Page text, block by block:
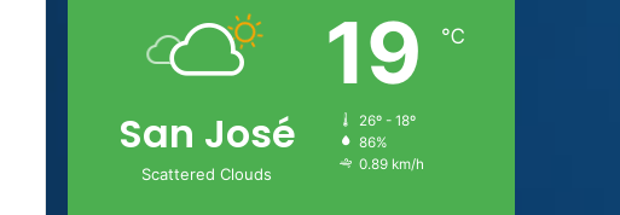
San José
Scattered Clouds
19 ℃
26º - 18º
86%
0.89 km/h